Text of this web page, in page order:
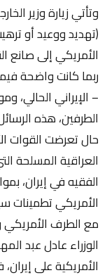
وتأتي زيارة وزير
(تهديد ووعيد أو
الأمريكي إلى صانع
ربما كانت واضحة
– الإيراني
الطرفين، هذه
حال تعرضت القوات
العراقية المسلحة
الفقيه في إيران،
الأمريكي تطمينات
مع الطرف الأمريكي
الوزراء عادل عبد
الأمريكية على